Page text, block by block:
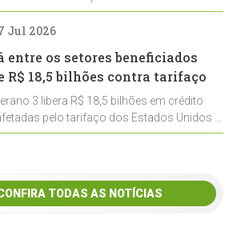
genética de Cavalos Crioulos voltados
Jul 2026
entre os setores beneficiados
R$ 18,5 bilhões contra tarifaço
3 libera R$ 18,5 bilhões em crédito
pelo tarifaço dos Estados Unidos e
os setores estratégicos
TODAS AS NOTÍCIAS